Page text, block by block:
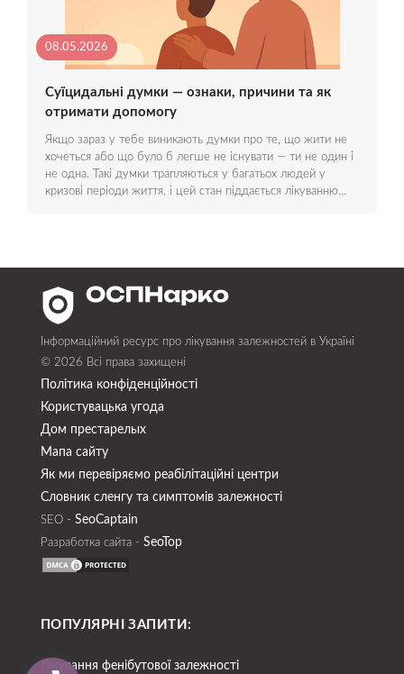
08.05.2026
Суїцидальні думки — ознаки, причини та як
отримати допомогу
Якщо зараз у тебе виникають думки про те, що жити не
хочеться або що було б легше не існувати — ти не один і
не одна. Такі думки трапляються у багатьох людей у
кризові періоди життя, і цей стан піддається лікуванню…
Інформаційний ресурс про лікування залежностей в Україні
© 2026 Всі права захищені
Політика конфіденційності
Користувацька угода
Дом престарелых
Мапа сайту
Як ми перевіряємо реабілітаційні центри
Словник сленгу та симптомів залежності
SEO - SeoСaptain
Разработка сайта - SeoTop
ПОПУЛЯРНІ ЗАПИТИ:
Лікування фенібутової залежності